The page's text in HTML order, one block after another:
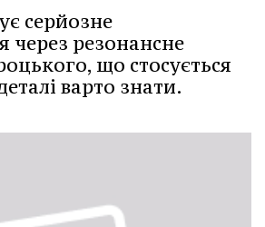
серйозне
через резонансне
що стосується
варто знати.